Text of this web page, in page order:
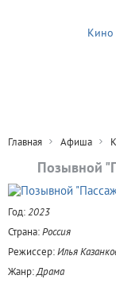
Кино
Главная Афиша
Позывной
Год:2023
Страна:Россия
Режиссер:Илья
Жанр:Драма